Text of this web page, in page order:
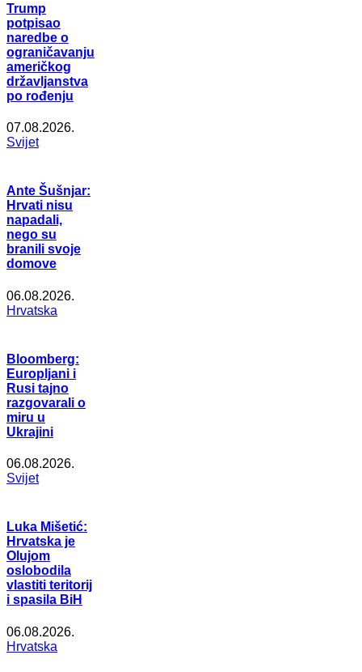
Trump
potpisao
naredbe o
ograničavanju
američkog
državljanstva
po rođenju
07.08.2026.
Svijet
Ante Šušnjar:
Hrvati nisu
napadali,
nego su
branili svoje
domove
06.08.2026.
Hrvatska
Bloomberg:
Europljani i
Rusi tajno
razgovarali o
miru u
Ukrajini
06.08.2026.
Svijet
Luka Mišetić:
Hrvatska je
Olujom
oslobodila
vlastiti teritorij
i spasila BiH
06.08.2026.
Hrvatska